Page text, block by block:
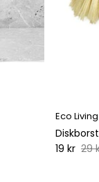
Eco Living
19 kr 29